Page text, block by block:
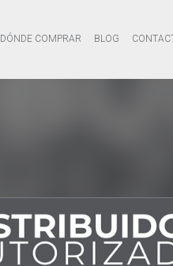
DÓNDE COMPRAR BLOG